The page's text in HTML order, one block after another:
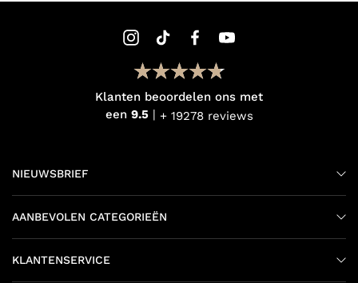
Klanten beoordelen ons met
een 9.5 + 19278 reviews
NIEUWSBRIEF
AANBEVOLEN CATEGORIEËN
KLANTENSERVICE